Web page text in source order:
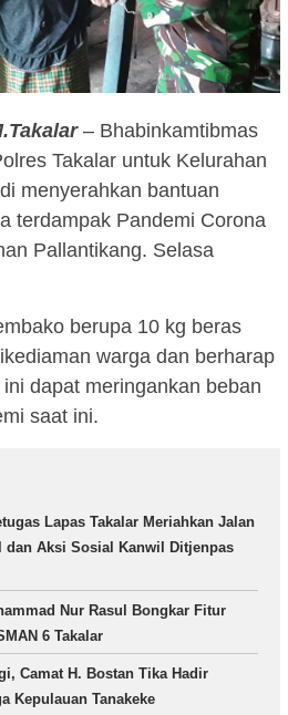
– Bhabinkamtibmas
Takalar untuk Kelurahan
menyerahkan bantuan
terdampak Pandemi Corona
Pallantikang. Selasa
berupa 10 kg beras
warga dan berharap
dapat meringankan beban
saat ini.
Lapas Takalar Meriahkan Jalan
dan Aksi Sosial Kanwil Ditjenpas
Nur Rasul Bongkar Fitur
6 Takalar
Camat H. Bostan Tika Hadir
Kepulauan Tanakeke